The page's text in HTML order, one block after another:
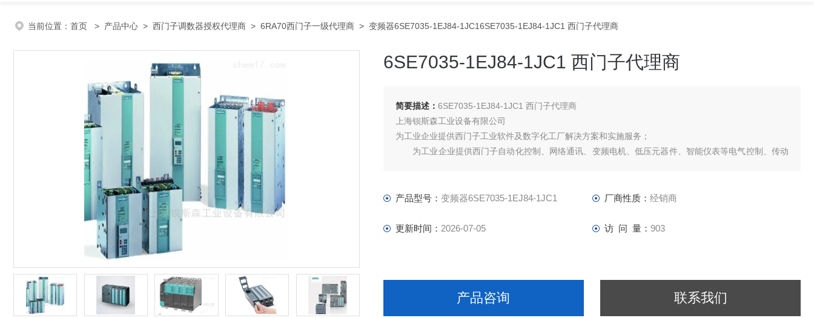
当前位置： 首页 > 产品中心 > 西门子调数器授权代理商 > 6RA70西门子一级代理商 > 变频器6SE7035-1EJ84-1JC16SE7035-1EJ84-1JC1 西门子代理商
6SE7035-1EJ84-1JC1 西门子代理商
简要描述： 6SE7035-1EJ84-1JC1 西门子代理商
上海钡斯森工业设备有限公司
为工业企业提供西门子工业软件及数字化工厂解决方案和实施服务；
为工业企业提供西门子自动化控制、网络通讯、变频电机、低压元器件、智能仪表等电气控制、传动
产品型号： 变频器6SE7035-1EJ84-1JC1 厂商性质： 经销商
更新时间： 2026-07-05 访 问 量： 903
产品咨询 联系我们